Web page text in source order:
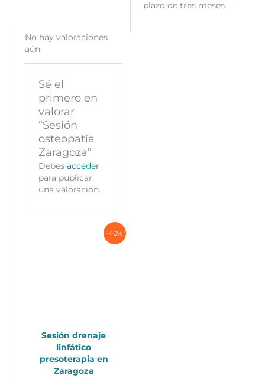
plazo de tres meses.
No hay valoraciones
aún.
Sé el
primero en
valorar
“Sesión
osteopatía
Zaragoza”
Debesacceder
para publicar
una valoración.
-40%
Sesión drenaje
linfático
presoterapia en
Zaragoza